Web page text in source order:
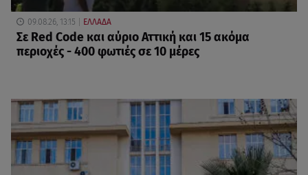
09.08.26, 13:15 ΕΛΛΑΔΑ
Σε Red Code και αύριο Αττική και 15 ακόμα
περιοχές - 400 φωτιές σε 10 μέρες